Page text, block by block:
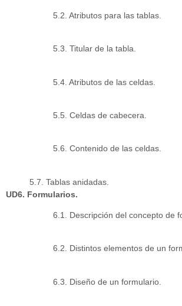
5.2. Atributos para las tablas.
5.3. Titular de la tabla.
5.4. Atributos de las celdas.
5.5. Celdas de cabecera.
5.6. Contenido de las celdas.
5.7. Tablas anidadas.
UD6. Formularios.
6.1. Descripción del concepto de
6.2. Distintos elementos de un
6.3. Diseño de un formulario.